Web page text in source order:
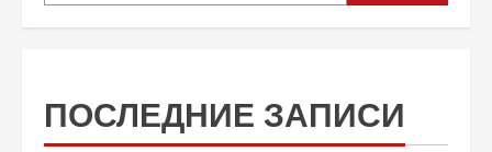
ПОСЛЕДНИЕ ЗАПИСИ